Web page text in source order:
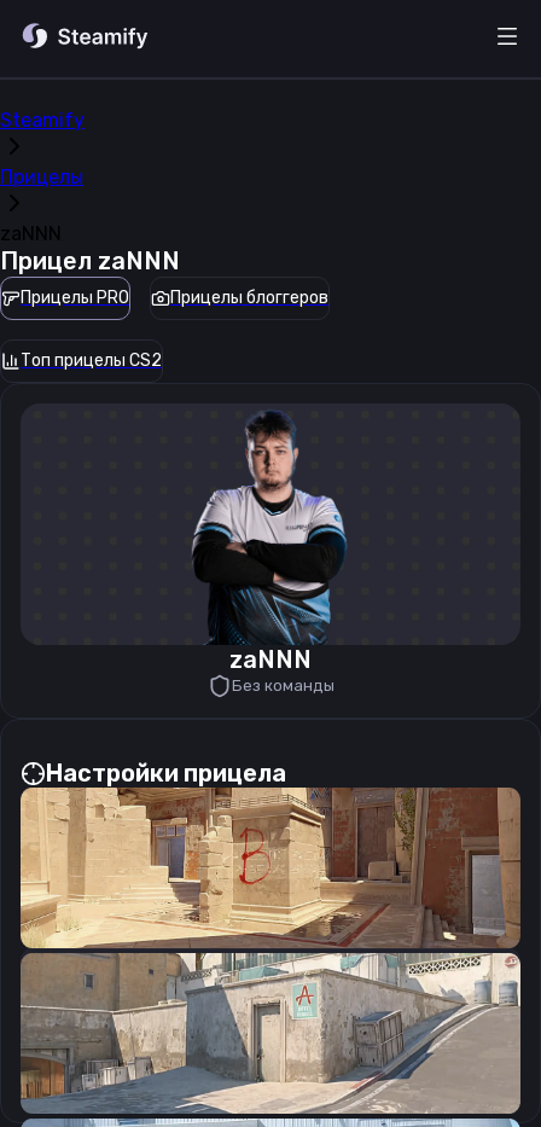
Steamify
Прицелы
zaNNN
Прицел zaNNN
Прицелы PRO Прицелы блоггеров
Топ прицелы CS2
zaNNN
Без команды
Настройки прицела
CSGO-OCK5k-2yVG5-BGb4e-73TfG-2zpxA
Скопировать